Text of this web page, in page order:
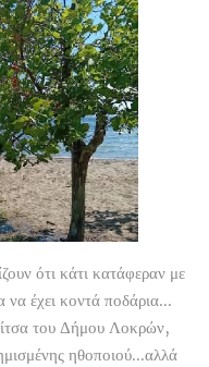
ότι κάτι κατάφεραν με
να έχει κοντά ποδάρια...
του Δήμου Λοκρών,
ηθοποιού...αλλά